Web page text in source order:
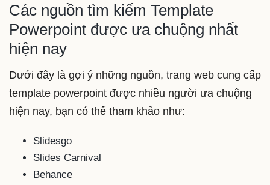
Các nguồn tìm kiếm Template
Powerpoint được ưa chuộng nhất
hiện nay
Dưới đây là gợi ý những nguồn, trang web cung cấp
template powerpoint được nhiều người ưa chuộng
hiện nay, bạn có thể tham khảo như:
Slidesgo
Slides Carnival
Behance